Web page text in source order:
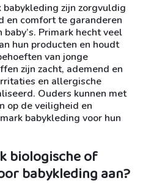
zijn zorgvuldig
en comfort te garanderen
Primark hecht veel
hun producten en houdt
van jonge
zijn zacht, ademend en
en allergische
Ouders kunnen met
op de veiligheid en
babykleding voor hun
biologische of
babykleding aan?